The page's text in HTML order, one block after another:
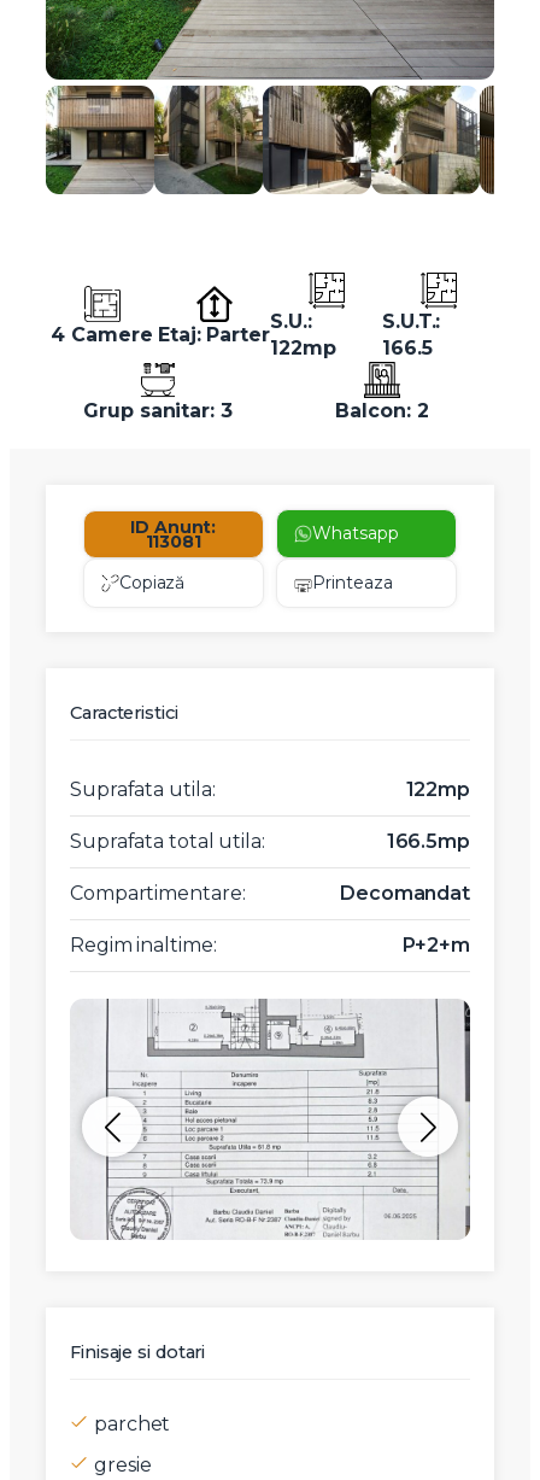
4 Camere Etaj: Parter
S.U.:
122mp
S.U.T.:
166.5
Grup sanitar: 3 Balcon: 2
ID Anunt:
113081 Whatsapp
Copiază Printeaza
Caracteristici
Suprafata utila: 122mp
Suprafata total utila: 166.5mp
Compartimentare: Decomandat
Regim inaltime: P+2+m
Finisaje si dotari
parchet
gresie